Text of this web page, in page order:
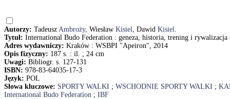
Autorzy: Tadeusz Ambroży, Wiesław Kisiel, Dawid Kisiel.
Tytuł: International Budo Federation : geneza, historia, trening i
Adres wydawniczy: Kraków : WSBPI "Apeiron", 2014
Opis fizyczny: 187 s. : il. ; 24 cm
Uwagi: Bibliogr. s. 127-131
ISBN: 978-83-64035-17-3
Język: POL
Słowa kluczowe: SPORTY WALKI ; WSCHODNIE SPORTY WALKI ;
International Budo Federation ; IBF